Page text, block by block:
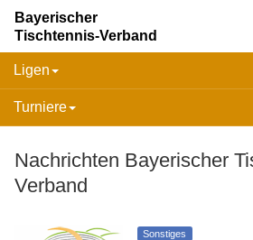
Bayerischer
Tischtennis-Verband
Ligen
Turniere
Nachrichten Bayerischer
Verband
Sonstiges